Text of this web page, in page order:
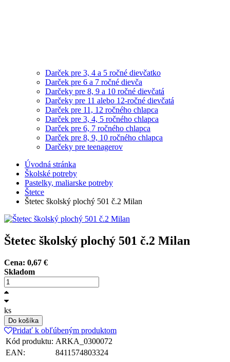
Darček pre 3, 4 a 5 ročné dievčatko
Darček pre 6 a 7 ročné dievča
Darčeky pre 8, 9 a 10 ročné dievčatá
Darčeky pre 11 alebo 12-ročné dievčatá
Darček pre 11, 12 ročného chlapca
Darček pre 3, 4, 5 ročného chlapca
Darček pre 6, 7 ročného chlapca
Darček pre 8, 9, 10 ročného chlapca
Darčeky pre teenagerov
Úvodná stránka
Školské potreby
Pastelky, maliarske potreby
Štetce
Štetec školský plochý 501 č.2 Milan
Štetec školský plochý 501 č.2 Milan
Cena: 0,67 €
Skladom
ks
Do košíka
Pridať k obľúbeným produktom
Kód produktu: ARKA_0300072
EAN:
8411574803324